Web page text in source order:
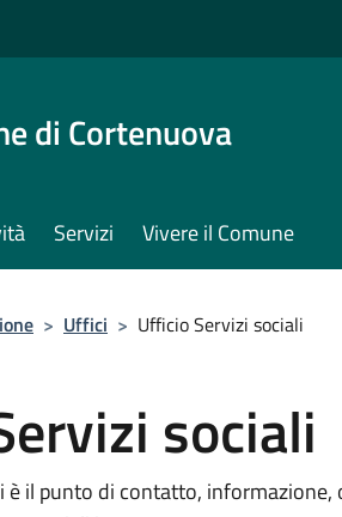
di Cortenuova
Servizi Vivere il Comune
> Uffici > Ufficio Servizi sociali
sociali
è il punto di contatto,